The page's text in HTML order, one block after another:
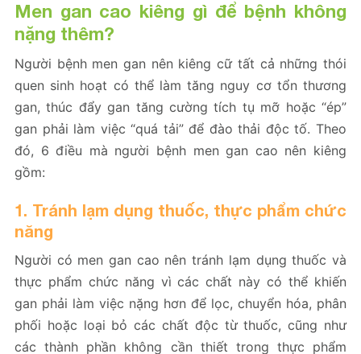
Men gan cao kiêng gì để bệnh không
nặng thêm?
Người bệnh men gan nên kiêng cữ tất cả những thói
quen sinh hoạt có thể làm tăng nguy cơ tổn thương
gan, thúc đẩy gan tăng cường tích tụ mỡ hoặc “ép”
gan phải làm việc “quá tải” để đào thải độc tố. Theo
đó, 6 điều mà người bệnh men gan cao nên kiêng
gồm:
1. Tránh lạm dụng thuốc, thực phẩm chức
năng
Người có men gan cao nên tránh lạm dụng thuốc và
thực phẩm chức năng vì các chất này có thể khiến
gan phải làm việc nặng hơn để lọc, chuyển hóa, phân
phối hoặc loại bỏ các chất độc từ thuốc, cũng như
các thành phần không cần thiết trong thực phẩm